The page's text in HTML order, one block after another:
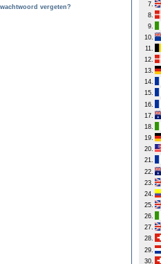
wachtwoord vergeten?
7.
8.
9.
10.
11.
12.
13.
14.
15.
16.
17.
18.
19.
20.
21.
22.
23.
24.
25.
26.
27.
28.
29.
30.